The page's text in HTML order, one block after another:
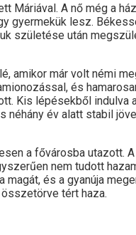
Máriával. A nő még a
gyermekük lesz.
születése után
amikor már volt némi
és
Kis lépésekből indulva
néhány év alatt stabil
a fővárosba utazott. A
nem tudott
magát, és a gyanúja
tért haza.